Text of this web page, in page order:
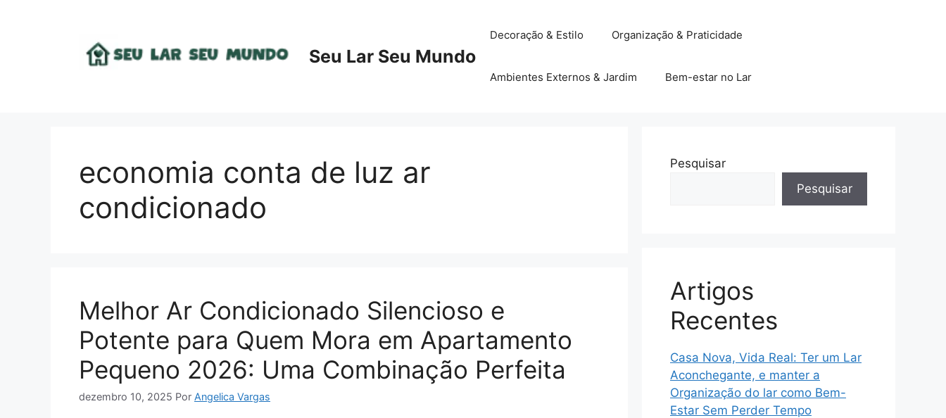
Seu Lar Seu Mundo
Decoração & Estilo Organização & Praticidade
Ambientes Externos & Jardim Bem-estar no Lar
economia conta de luz ar
condicionado
Melhor Ar Condicionado Silencioso e
Potente para Quem Mora em Apartamento
Pequeno 2026: Uma Combinação Perfeita
dezembro 10, 2025 Por Angelica Vargas
Pesquisar
Pesquisar
Artigos
Recentes
Casa Nova, Vida Real: Ter um Lar
Aconchegante, e manter a
Organização do lar como Bem-
Estar Sem Perder Tempo